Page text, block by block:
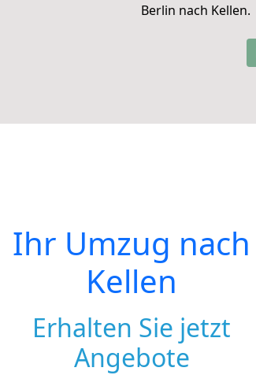
Berlin nach Kellen.
Ihr Umzug nach
Kellen
Erhalten Sie jetzt
Angebote